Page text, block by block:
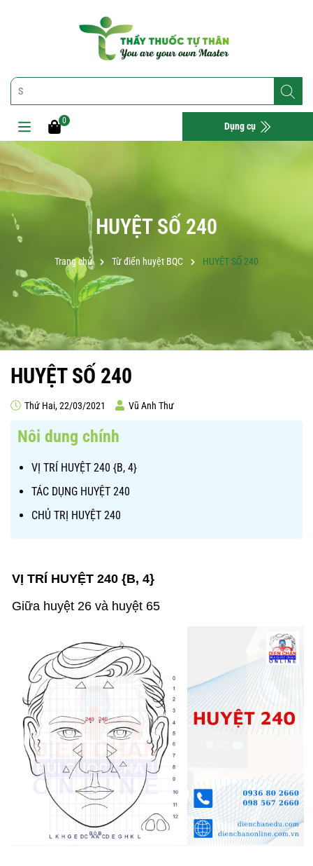
0 Dụng cụ
HUYỆT SỐ 240
Trang chủ Từ điển huyệt BQC HUYỆT SỐ 240
HUYỆT SỐ 240
Thứ Hai, 22/03/2021 Vũ Anh Thư
Nôi dung chính
VỊ TRÍ HUYỆT 240 {B, 4}
TÁC DỤNG HUYỆT 240
CHỦ TRỊ HUYỆT 240
VỊ TRÍ HUYỆT 240 {B, 4}
Giữa huyệt 26 và huyệt 65